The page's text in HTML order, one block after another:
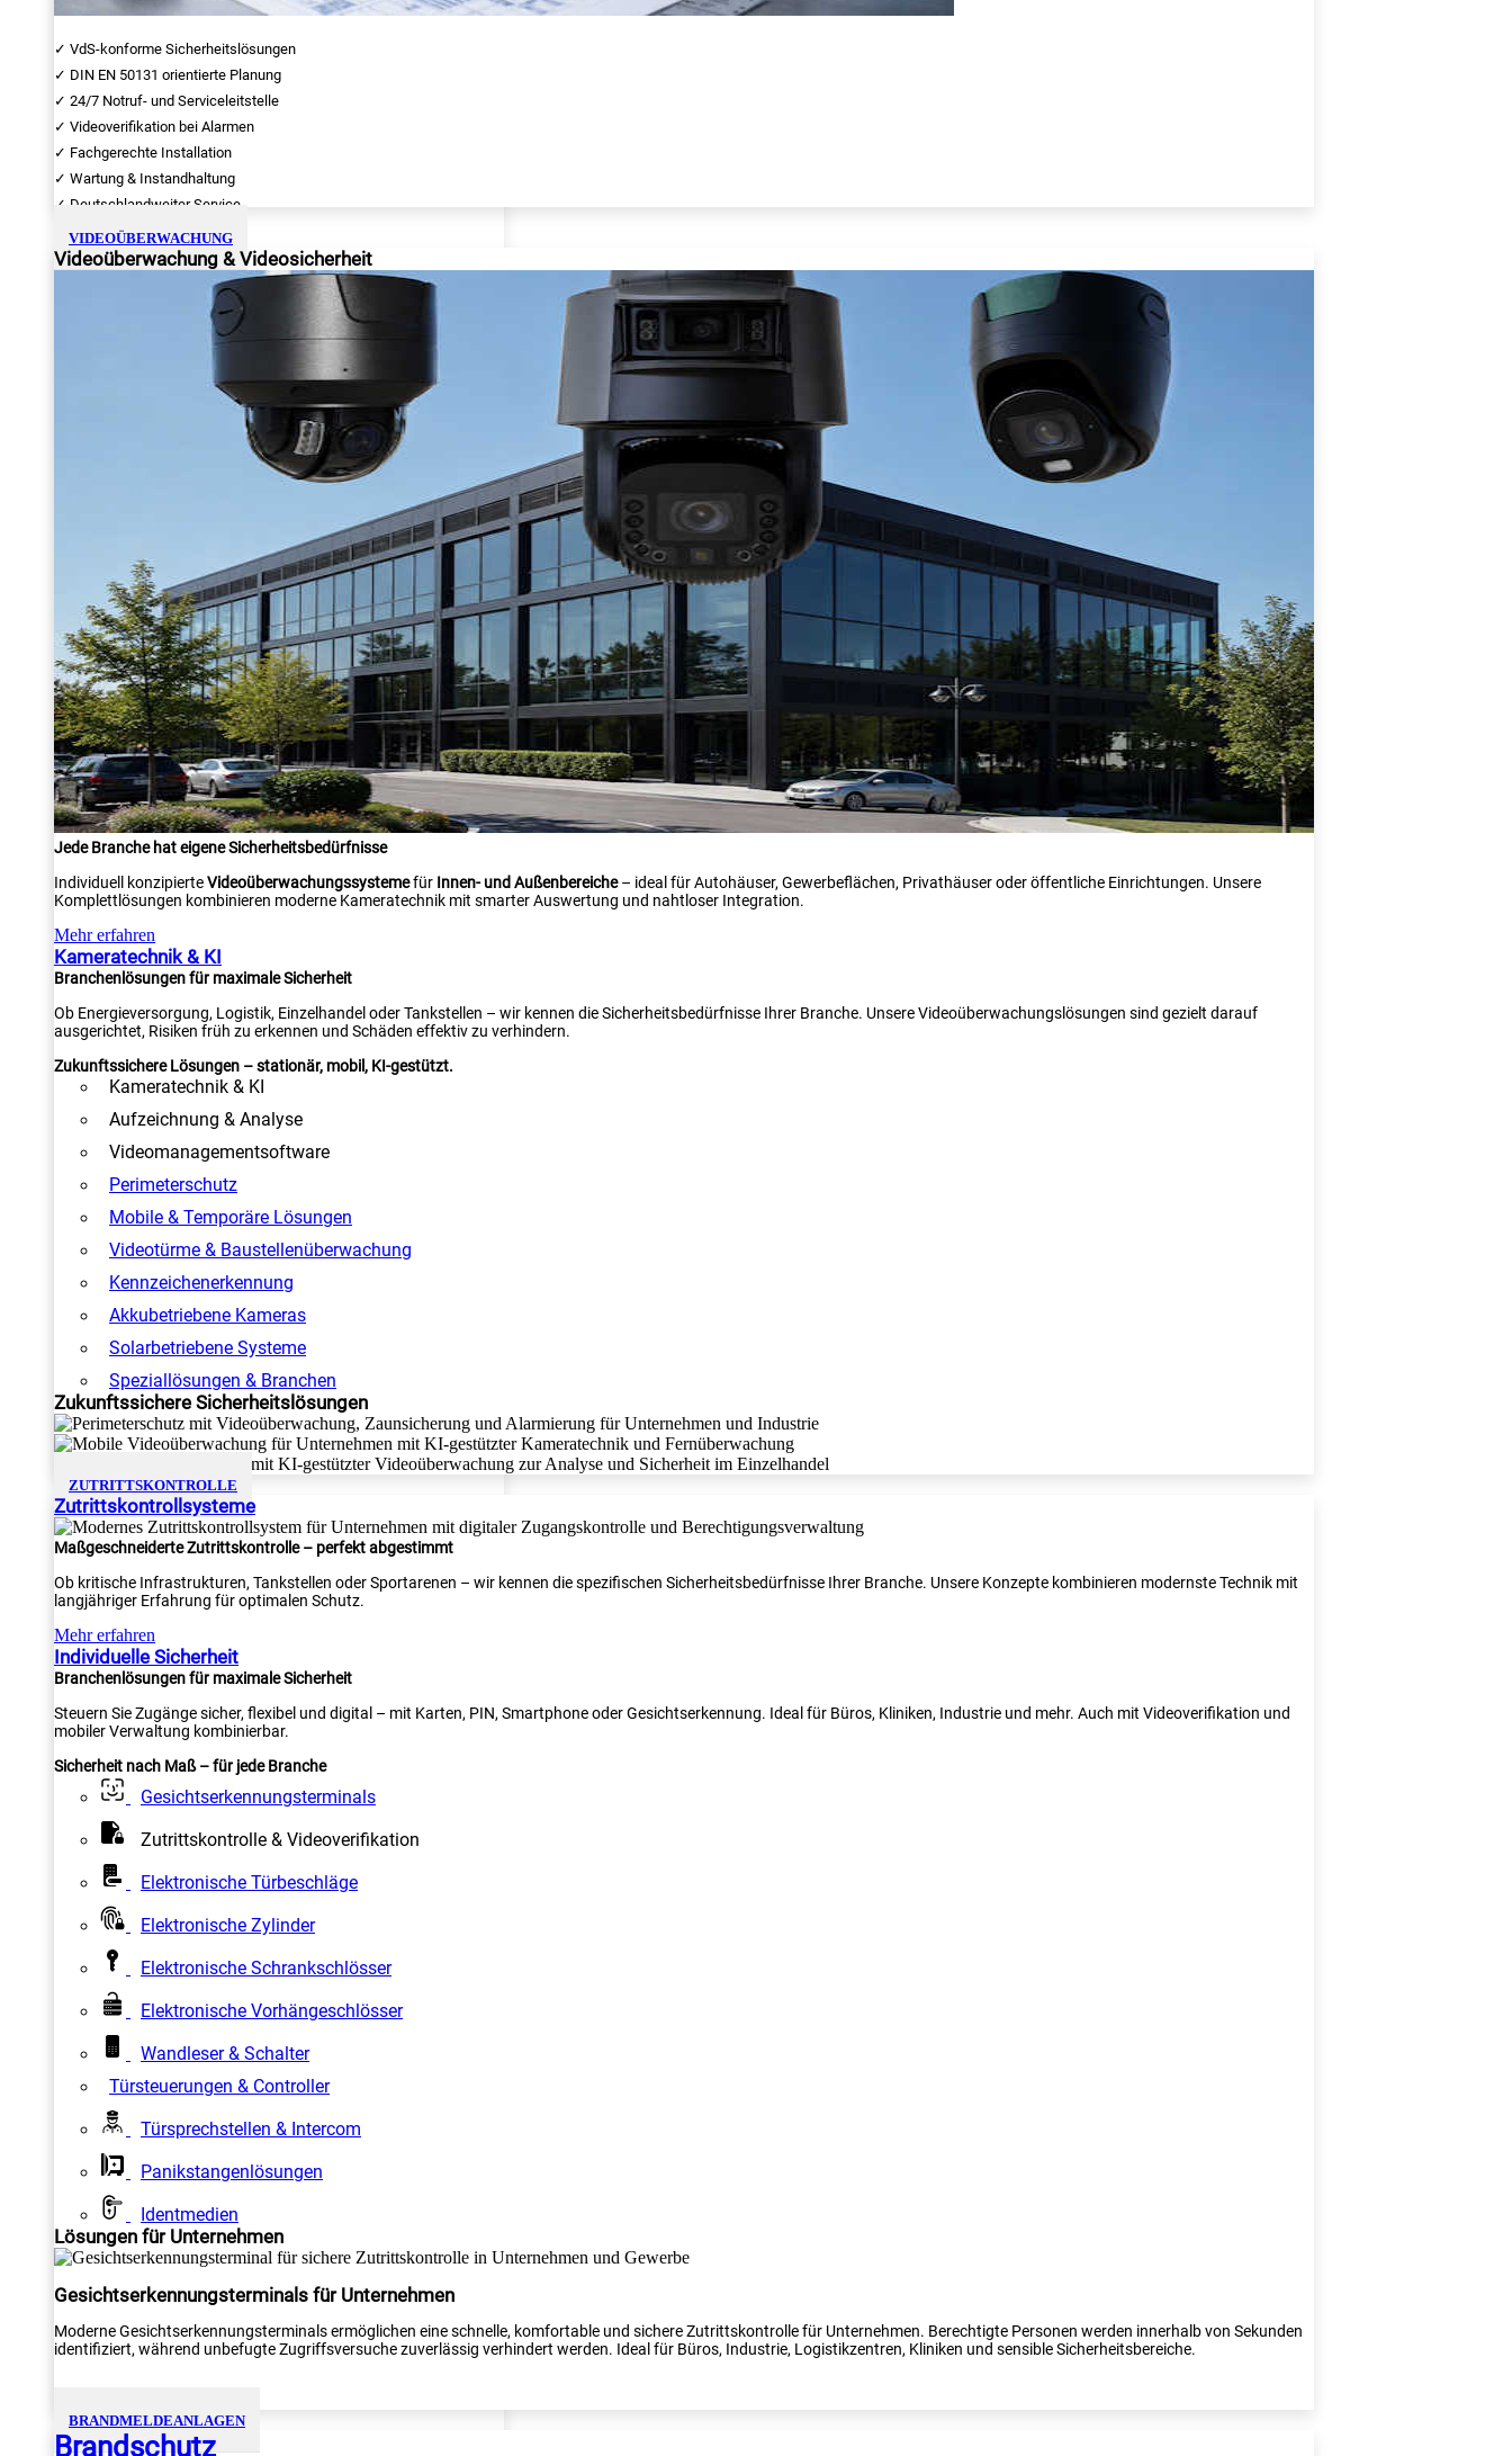
✓ VdS-konforme Sicherheitslösungen
✓ DIN EN 50131 orientierte Planung
✓ 24/7 Notruf- und Serviceleitstelle
✓ Videoverifikation bei Alarmen
✓ Fachgerechte Installation
✓ Wartung & Instandhaltung
✓ Deutschlandweiter Service
VIDEOÜBERWACHUNG
Videoüberwachung & Videosicherheit
Jede Branche hat eigene Sicherheitsbedürfnisse
Individuell konzipierteVideoüberwachungssystemefür Innen- und Außenbereiche– ideal für Autohäuser, Gewerbeflächen, Privathäuser oder öffentliche Einrichtungen. Unsere
Komplettlösungen kombinieren moderne Kameratechnik mit smarter Auswertung und nahtloser Integration.
Mehr erfahren
Kameratechnik & KI
Branchenlösungen für maximale Sicherheit
Ob Energieversorgung, Logistik, Einzelhandel oder Tankstellen – wir kennen die Sicherheitsbedürfnisse Ihrer Branche. Unsere Videoüberwachungslösungen sind gezielt darauf
ausgerichtet, Risiken früh zu erkennen und Schäden effektiv zu verhindern.
Zukunftssichere Lösungen – stationär, mobil, KI-gestützt.
Kameratechnik & KI
Aufzeichnung & Analyse
Videomanagementsoftware
Perimeterschutz
Mobile & Temporäre Lösungen
Videotürme & Baustellenüberwachung
Kennzeichenerkennung
Akkubetriebene Kameras
Solarbetriebene Systeme
Speziallösungen & Branchen
Zukunftssichere Sicherheitslösungen
ZUTRITTSKONTROLLE
Zutrittskontrollsysteme
Maßgeschneiderte Zutrittskontrolle – perfekt abgestimmt
Ob kritische Infrastrukturen, Tankstellen oder Sportarenen – wir kennen die spezifischen Sicherheitsbedürfnisse Ihrer Branche. Unsere Konzepte kombinieren modernste Technik mit
langjähriger Erfahrung für optimalen Schutz.
Mehr erfahren
Individuelle Sicherheit
Branchenlösungen für maximale Sicherheit
Steuern Sie Zugänge sicher, flexibel und digital – mit Karten, PIN, Smartphone oder Gesichtserkennung. Ideal für Büros, Kliniken, Industrie und mehr. Auch mit Videoverifikation und
mobiler Verwaltung kombinierbar.
Sicherheit nach Maß – für jede Branche
Gesichtserkennungsterminals
Zutrittskontrolle & Videoverifikation
Elektronische Türbeschläge
Elektronische Zylinder
Elektronische Schrankschlösser
Elektronische Vorhängeschlösser
Wandleser & Schalter
Türsteuerungen & Controller
Türsprechstellen & Intercom
Panikstangenlösungen
Identmedien
Lösungen für Unternehmen
Gesichtserkennungsterminals für Unternehmen
Moderne Gesichtserkennungsterminals ermöglichen eine schnelle, komfortable und sichere Zutrittskontrolle für Unternehmen. Berechtigte Personen werden innerhalb von Sekunden
identifiziert, während unbefugte Zugriffsversuche zuverlässig verhindert werden. Ideal für Büros, Industrie, Logistikzentren, Kliniken und sensible Sicherheitsbereiche.
BRANDMELDEANLAGEN
Brandschutz